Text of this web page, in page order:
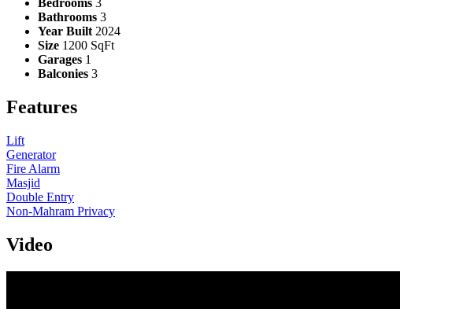
Bedrooms 3
Bathrooms 3
Year Built 2024
Size 1200 SqFt
Garages 1
Balconies 3
Features
Lift
Generator
Fire Alarm
Masjid
Double Entry
Non-Mahram Privacy
Video